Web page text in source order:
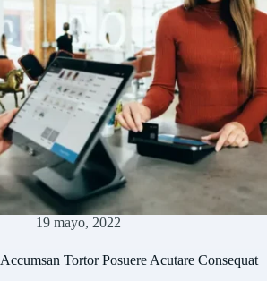
19 mayo, 2022
Accumsan Tortor Posuere Acutare Consequat